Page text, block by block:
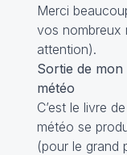
Merci
vos nombreux
attention).
Sortie de
météo
C’est le livre
météo se
(pour le grand